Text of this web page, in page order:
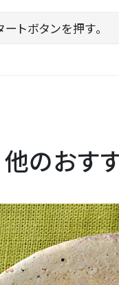
トボタンを押す。
他のおす